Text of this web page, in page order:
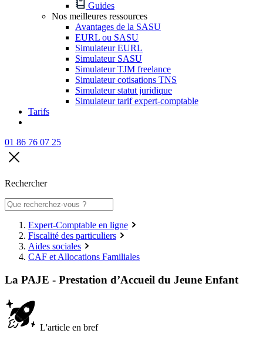
Guides
Nos meilleures ressources
Avantages de la SASU
EURL ou SASU
Simulateur EURL
Simulateur SASU
Simulateur TJM freelance
Simulateur cotisations TNS
Simulateur statut juridique
Simulateur tarif expert-comptable
Tarifs
01 86 76 07 25
Rechercher
Expert-Comptable en ligne
Fiscalité des particuliers
Aides sociales
CAF et Allocations Familiales
La PAJE - Prestation d’Accueil du Jeune Enfant
L'article en bref